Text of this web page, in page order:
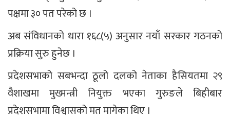
पक्षमा ३० पत परेको छ ।
अब संविधानको धारा १६८(५) अनुसार नयाँ सरकार गठनको
प्रक्रिया सुरु हुनेछ ।
प्रदेशसभाको सबभन्दा ठूलो दलको नेताका हैसियतमा २९
वैशाखमा मुख्मन्त्री नियुक्त भएका गुरुङले बिहीबार
प्रदेशसभामा विश्वासको मत मागेका थिए ।